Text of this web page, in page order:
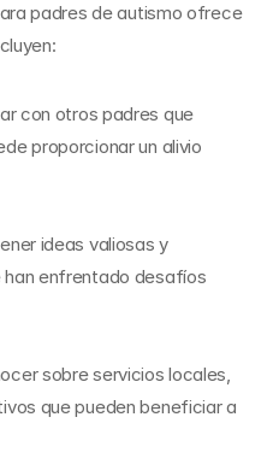
padres de autismo ofrece
con otros padres que
proporcionar un alivio
ideas valiosas y
enfrentado desafíos
sobre servicios locales,
que pueden beneficiar a